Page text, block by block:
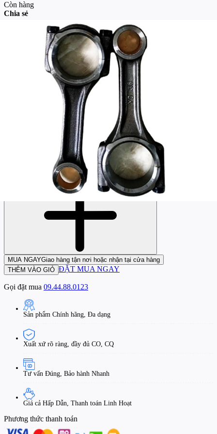
Còn hàng
Chia sẻ
Tay biên máy nổ Chang Chai D8
Thương hiệu:Chang ChaiMã sản phẩm:Đang cập nhật
MUA NGAYGiao hàng tận nơi hoặc nhận tại cửa hàng
THÊM VÀO GIỎ ĐẶT MUA NGAY
Gọi đặt mua 09.44.88.0123
Sản phẩm Chính hãng, Đa dạng
Xuất xứ rõ ràng, đầy đủ CO, CQ
Tư vấn Đúng, Bảo hành Nhanh
Giá cả Hấp Dẫn, Thanh toán Linh Hoạt
Phương thức thanh toán